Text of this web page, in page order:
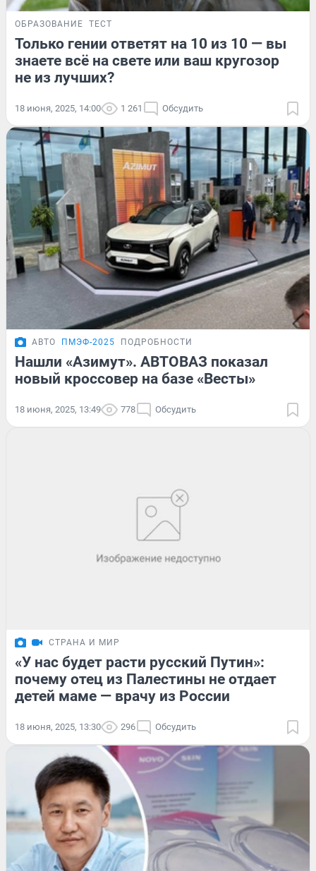
ОБРАЗОВАНИЕ ТЕСТ
Только гении ответят на 10 из 10 — вы
знаете всё на свете или ваш кругозор
не из лучших?
18 июня, 2025, 14:00 1 261 Обсудить
АВТО ПМЭФ-2025 ПОДРОБНОСТИ
Нашли «Азимут». АВТОВАЗ показал
новый кроссовер на базе «Весты»
18 июня, 2025, 13:49 778 Обсудить
СТРАНА И МИР
«У нас будет расти русский Путин»:
почему отец из Палестины не отдает
детей маме — врачу из России
18 июня, 2025, 13:30 296 Обсудить